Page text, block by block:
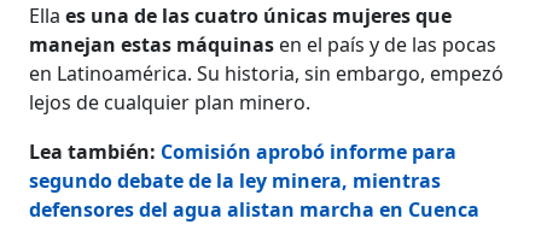
Ellaes una de las cuatro únicas mujeres que
manejan estas máquinas en el país y de las pocas
en Latinoamérica. Su historia, sin embargo, empezó
lejos de cualquier plan minero.
Lea también: Comisión aprobó informe para
segundo debate de la ley minera, mientras
defensores del agua alistan marcha en Cuenca